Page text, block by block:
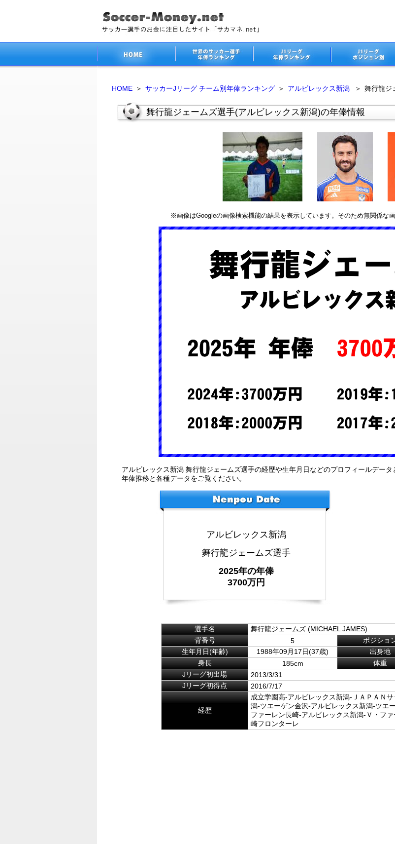
HOME ＞ サッカーJリーグ チーム別年俸ランキング ＞ アルビレックス新潟 ＞ 舞行龍ジ
舞行龍ジェームズ選手(アルビレックス新潟)の年俸情報
※画像はGoogleの画像検索機能の結果を表示しています。そのため無関係な
アルビレックス新潟 舞行龍ジェームズ選手の経歴や生年月日などのプロフィールデータ
年俸推移と各種データをご覧ください。
アルビレックス新潟
舞行龍ジェームズ選手
2025年の年俸
3700万円
選手名
舞行龍ジェームズ (MICHAEL JAMES)
背番号
5 ポジショ
生年月日(年齢)
1988年09月17日(37歳) 出身地
身長
185cm 体重
Jリーグ初出場
2013/3/31
Jリーグ初得点
2016/7/17
経歴
成立学園高-アルビレックス新潟-ＪＡＰＡＮ
潟-ツエーゲン金沢-アルビレックス新潟-ツエ
ファーレン長崎-アルビレックス新潟-Ｖ・フ
崎フロンターレ